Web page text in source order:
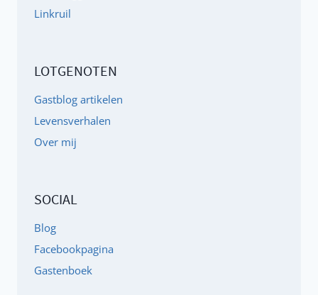
Linkruil
LOTGENOTEN
Gastblog artikelen
Levensverhalen
Over mij
SOCIAL
Blog
Facebookpagina
Gastenboek